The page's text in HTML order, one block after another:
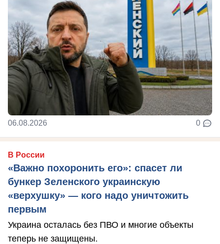
06.08.2026 0
В России
«Важно похоронить его»: спасет ли
бункер Зеленского украинскую
«верхушку» — кого надо уничтожить
первым
Украина осталась без ПВО и многие объекты
теперь не защищены.